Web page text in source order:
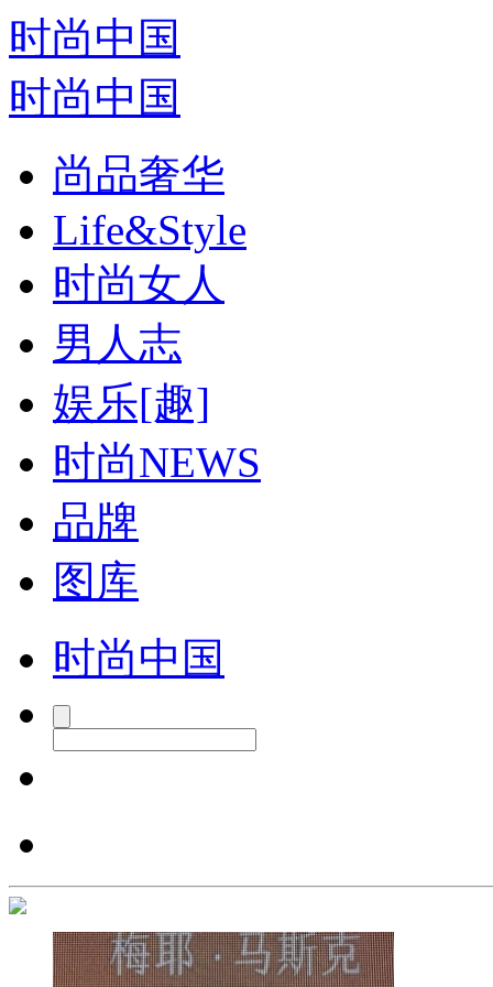
时尚中国
时尚中国
尚品奢华
Life&Style
时尚女人
男人志
娱乐[趣]
时尚NEWS
品牌
图库
时尚中国